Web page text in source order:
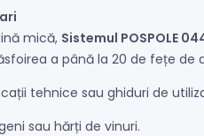
mică, Sistemul POSPOLE
a până la 20 de fețe de
tehnice sau ghiduri de
sau hărți de vinuri.